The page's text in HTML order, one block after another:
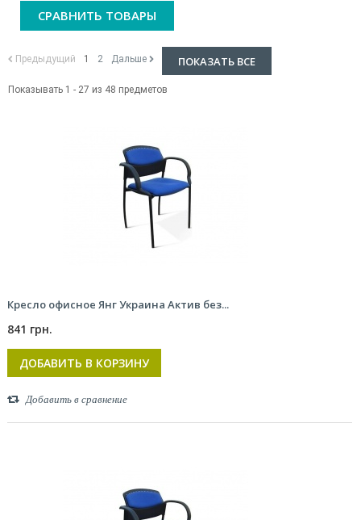
СРАВНИТЬ ТОВАРЫ
ПОКАЗАТЬ ВСЕ
Предыдущий 1 2 Дальше
Показывать 1 - 27 из 48 предметов
Кресло офисное Янг Украина Актив без...
841 грн.
ДОБАВИТЬ В КОРЗИНУ
Добавить в сравнение